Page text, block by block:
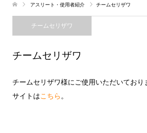
アスリート・使用者紹介 チームセリザワ
チームセリザワ
チームセリザワ
チームセリザワ様にご使用いただいており
サイトはこちら。